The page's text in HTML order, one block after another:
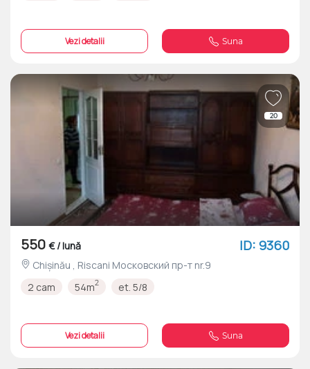
Vezi detalii Suna
20
550 € / lună ID: 9360
Chișinău , Riscani Московский пр-т nr.9
2 cam
54m2 et. 5/8
Vezi detalii Suna